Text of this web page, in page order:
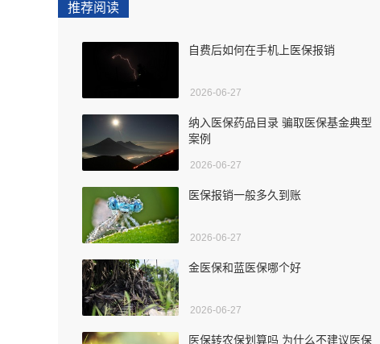
推荐阅读
自费后如何在手机上医保报销
2026-06-27
纳入医保药品目录 骗取医保基金典型
案例
2026-06-27
医保报销一般多久到账
2026-06-27
金医保和蓝医保哪个好
2026-06-27
医保转农保划算吗 为什么不建议医保